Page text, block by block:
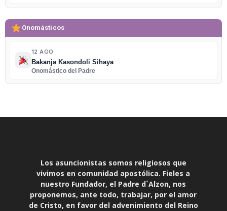
Onomásticos
12 AGO
Bakanja Kasondoli Sihaya
Onomástico del Padre
Los asuncionistas somos religiosos que
vivimos en comunidad apostólica. Fieles a
nuestro Fundador, el Padre d´Alzon, nos
proponemos, ante todo, trabajar, por el amor
de Cristo, en favor del advenimiento del Reino